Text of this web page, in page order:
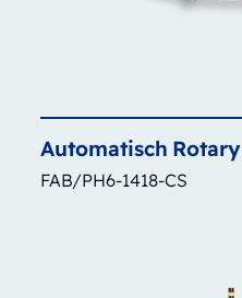
Automatisch Rotary
FAB/PH6-1418-CS